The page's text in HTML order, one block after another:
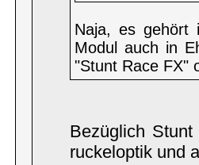
Naja, es gehört
Modul auch in
"Stunt Race FX"
Bezüglich
ruckeloptik und